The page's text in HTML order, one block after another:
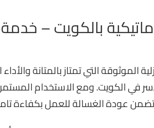
بالكويت – خدمة
التي تمتاز بالمتانة والأداء
في الكويت. ومع الاستخدام
عودة الغسالة للعمل بكفاءة